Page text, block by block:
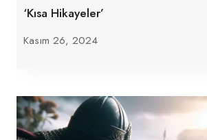
‘Kısa Hikayeler’
Kasım 26, 2024